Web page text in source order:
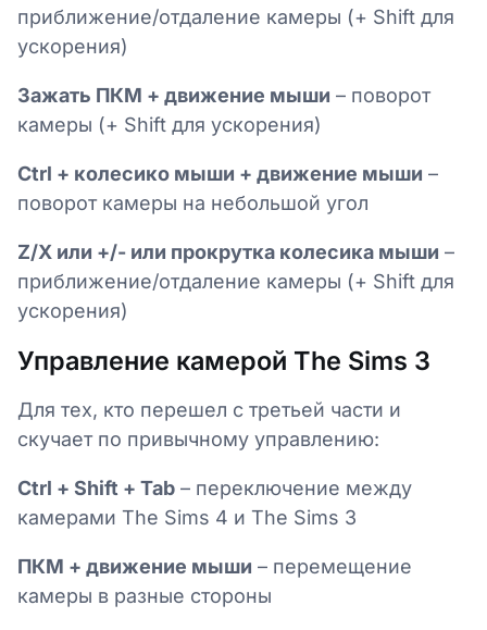
приближение/отдаление камеры (+ Shift для
ускорения)
Зажать ПКМ + движение мыши – поворот
камеры (+ Shift для ускорения)
Ctrl + колесико мыши + движение мыши –
поворот камеры на небольшой угол
Z/X или +/- или прокрутка колесика мыши –
приближение/отдаление камеры (+ Shift для
ускорения)
Управление камерой The Sims 3
Для тех, кто перешел с третьей части и
скучает по привычному управлению:
Ctrl + Shift + Tab – переключение между
камерами The Sims 4 и The Sims 3
ПКМ + движение мыши – перемещение
камеры в разные стороны